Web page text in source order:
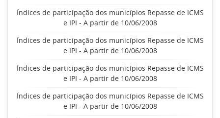
Índices de participação dos municípios Repasse de ICMS
e IPI - A partir de 10/06/2008
Índices de participação dos municípios Repasse de ICMS
e IPI - A partir de 10/06/2008
Índices de participação dos municípios Repasse de ICMS
e IPI - A partir de 10/06/2008
Índices de participação dos municípios Repasse de ICMS
e IPI - A partir de 10/06/2008